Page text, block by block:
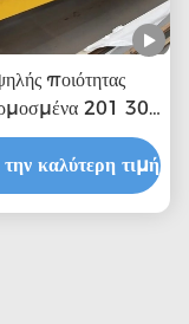
ποιότητας
201 304
φύλλα από
χάλυβα
την καλύτερη τιμή